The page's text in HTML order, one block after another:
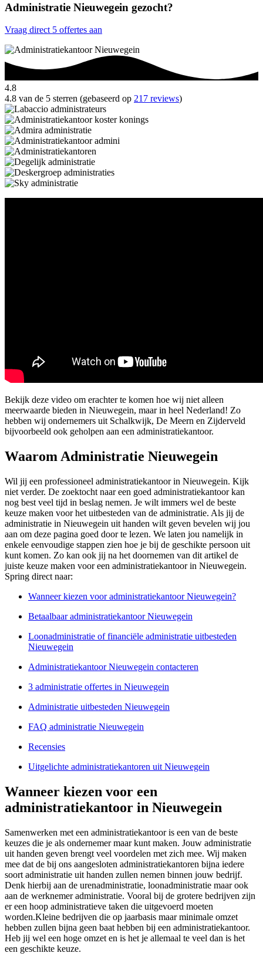
Administratie Nieuwegein gezocht?
Vraag direct 5 offertes aan
4.8
4.8 van de 5 sterren (gebaseerd op 217 reviews)
Bekijk deze video om erachter te komen hoe wij niet alleen
meerwaarde bieden in Nieuwegein, maar in heel Nederland! Zo
hebben wij ondernemers uit Schalkwijk, De Meern en Zijderveld
bijvoorbeeld ook geholpen aan een administratiekantoor.
Waarom Administratie Nieuwegein
Wil jij een professioneel administratiekantoor in Nieuwegein. Kijk
niet verder. De zoektocht naar een goed administratiekantoor kan
nog best veel tijd in beslag nemen. Je wilt immers wel de beste
keuze maken voor het uitbesteden van de administratie. Als jij de
administratie in Nieuwegein uit handen wilt geven bevelen wij jou
aan om deze pagina goed door te lezen. We laten jou namelijk in
enkele eenvoudige stappen zien hoe je bij de geschikte persoon uit
kunt komen. Zo kan ook jij na het doornemen van dit artikel de
juiste keuze maken voor een administratiekantoor in Nieuwegein.
Spring direct naar:
Wanneer kiezen voor administratiekantoor Nieuwegein?
Betaalbaar administratiekantoor Nieuwegein
Loonadministratie of financiële administratie uitbesteden
Nieuwegein
Administratiekantoor Nieuwegein contacteren
3 administratie offertes in Nieuwegein
Administratie uitbesteden Nieuwegein
FAQ administratie Nieuwegein
Recensies
Uitgelichte administratiekantoren uit Nieuwegein
Wanneer kiezen voor een
administratiekantoor in Nieuwegein
Samenwerken met een administratiekantoor is een van de beste
keuzes die je als ondernemer maar kunt maken. Jouw administratie
uit handen geven brengt veel voordelen met zich mee. Wij maken
mee dat de bij ons aangesloten administratiekantoren bijna iedere
soort administratie uit handen zullen nemen binnen jouw bedrijf.
Denk hierbij aan de urenadministratie, loonadministratie maar ook
aan de werknemer administratie. Vooral bij de grotere bedrijven zijn
er een hoop administratieve taken die uitgevoerd moeten
worden.Kleine bedrijven die op jaarbasis maar minimale omzet
hebben zullen bijna geen baat hebben bij een administratiekantoor.
Heb jij wel een hoge omzet en is het je allemaal te veel dan is het
een geschikte keuze.